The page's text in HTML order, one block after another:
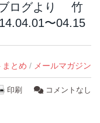
ブログより 竹
〜04.15
まとめ / メールマガジン
印刷 コメントなし